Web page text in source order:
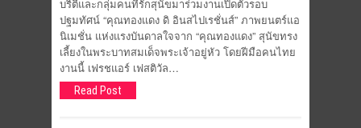
บริตี้และกลุ่มคนที่รักสุนัขมาร่วมงานเปิดตัวรอบ
ปฐมทัศน์ “คุณทองแดง ดิ อินสไปเรชั่นส์” ภาพยนตร์แอ
นิเมชั่น แห่งแรงบันดาลใจจาก “คุณทองแดง” สุนัขทรง
เลี้ยงในพระบาทสมเด็จพระเจ้าอยู่หัว โดยฝีมือคนไทย
งานนี้ เฟรชแอร์ เฟสติวัล…
Read Post